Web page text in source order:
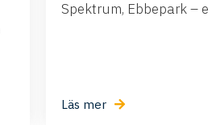
Spektrum, Ebbepark –
Läs mer